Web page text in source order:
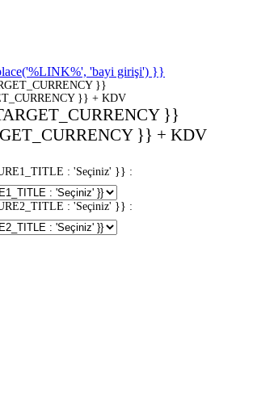
'bayi girişi') }}
}}
}} + KDV
}}
}} + KDV
: 'Seçiniz' }} :
: 'Seçiniz' }} :